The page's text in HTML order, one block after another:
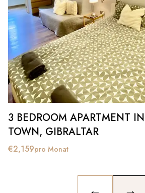
3 BEDROOM APARTMENT
TOWN, GIBRALTAR
€2,159pro Monat